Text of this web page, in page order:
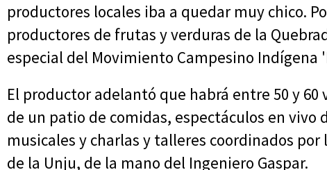
productores locales iba a quedar muy chico.
productores de frutas y verduras de la
especial del Movimiento Campesino Indígena
El productor adelantó que habrá entre 50 y
de un patio de comidas, espectáculos en vivo
musicales y charlas y talleres coordinados por
de la Unju, de la mano del Ingeniero Gaspar.